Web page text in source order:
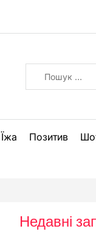
Їжа Позитив
Недавні